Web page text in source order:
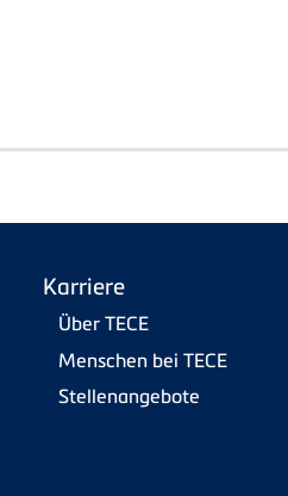
Karriere
Über TECE
Menschen bei TECE
Stellenangebote